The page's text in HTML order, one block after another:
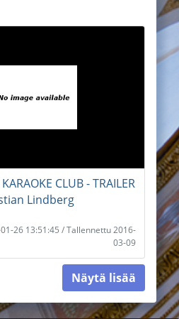
CLUB - TRAILER
Lindberg
26 13:51:45 / Tallennettu 2016-
03-09
Näytä lisää